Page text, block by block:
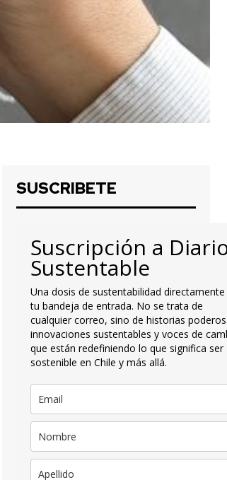
SUSCRIBETE
Suscripción a
Sustentable
Una dosis de sustentabilidad
tu bandeja de entrada. No se trata de
cualquier correo, sino de historias
innovaciones sustentables y voces de
que están redefiniendo lo que significa ser
sostenible en Chile y más allá.